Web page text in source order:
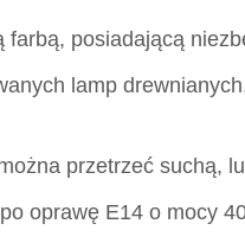
posiadającą
lamp
przetrzeć suchą,
oprawę E14 o mocy